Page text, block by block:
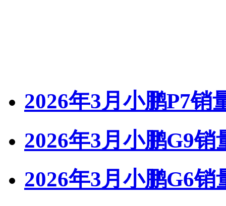
2026年3月小鹏P7销
2026年3月小鹏G9销
2026年3月小鹏G6销